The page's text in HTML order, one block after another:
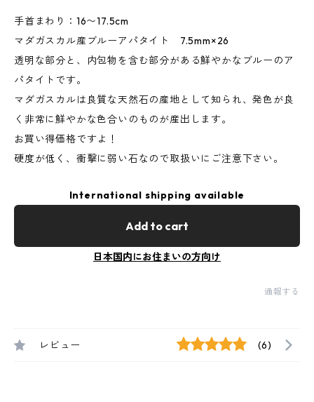
手首まわり：16〜17.5cm
マダガスカル産ブルーアパタイト 7.5mm×26
透明な部分と、内包物を含む部分がある鮮やかなブルーのア
パタイトです。
マダガスカルは良質な天然石の産地として知られ、発色が良
く非常に鮮やかな色合いのものが産出します。
お買い得価格ですよ！
硬度が低く、衝撃に弱い石なので取扱いにご注意下さい。
International shipping available
Add to cart
日本国内にお住まいの方向け
通報する
レビュー (6)